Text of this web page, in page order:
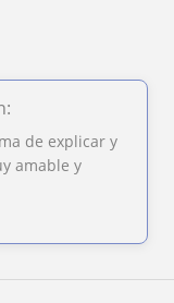
de explicar y
amable y